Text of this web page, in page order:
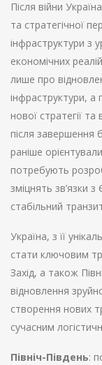
Після війни
та стратегічної
інфраструктури з
економічних
лише про
інфраструктури, а
нової стратегії
після завершення
раніше
потребують
зміцнять зв’язки
стабільний
Україна, з її
стати ключовим
Захід, а також
відновлення
створення нових
сучасним
Північ-Південь: